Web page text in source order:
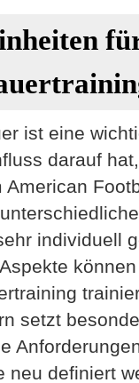
ist eine
darauf
American
individuell
setzt
neu definiert